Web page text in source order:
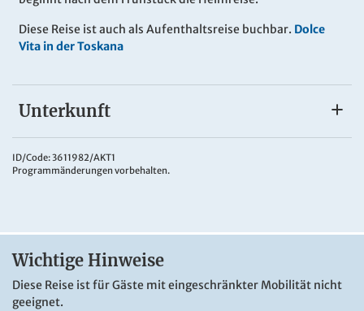
Diese Reise ist auch als Aufenthaltsreise buchbar. Dolce
Vita in der Toskana
Unterkunft
Hotel Nuova Sabrina
Das3*Hotel Nuova Sabrina
nur wenige Schritte von Strand und Promenade entfernt.
freundlich gestaltet und verfügen über Bad oder DU/WC,
Fön, TV, Klimaanlage und Safe. Das WLAN nutzen Sie
kostenfrei.
ID/Code: 3611982/AKT1
Programmänderungen vorbehalten.
Wichtige Hinweise
Diese Reise ist für Gäste mit eingeschränkter Mobilität nicht
geeignet.